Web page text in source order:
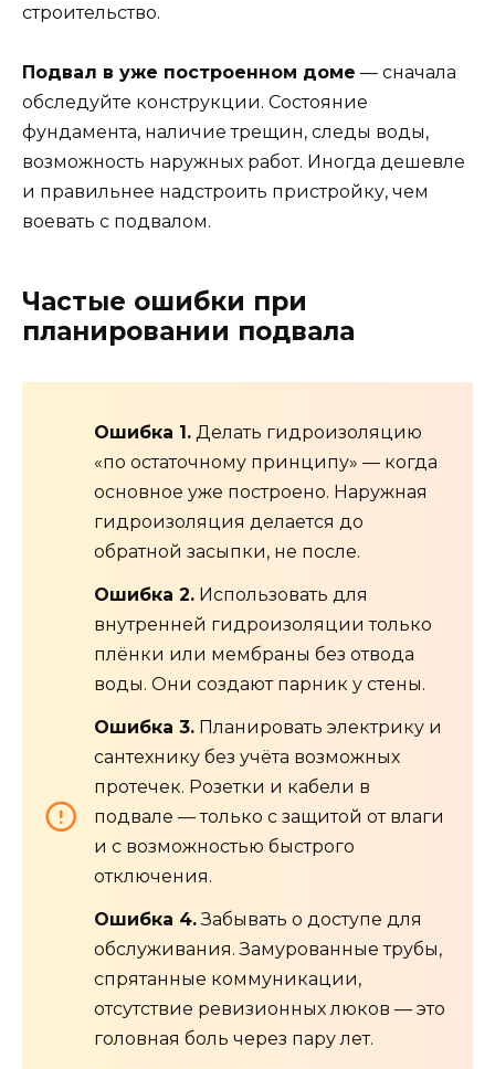
строительство.
Подвал в уже построенном доме — сначала
обследуйте конструкции. Состояние
фундамента, наличие трещин, следы воды,
возможность наружных работ. Иногда дешевле
и правильнее надстроить пристройку, чем
воевать с подвалом.
Частые ошибки при
планировании подвала
Ошибка 1. Делать гидроизоляцию
«по остаточному принципу» — когда
основное уже построено. Наружная
гидроизоляция делается до
обратной засыпки, не после.
Ошибка 2. Использовать для
внутренней гидроизоляции только
плёнки или мембраны без отвода
воды. Они создают парник у стены.
Ошибка 3. Планировать электрику и
сантехнику без учёта возможных
протечек. Розетки и кабели в
подвале — только с защитой от влаги
и с возможностью быстрого
отключения.
Ошибка 4.Забывать о доступе для
обслуживания. Замурованные трубы,
спрятанные коммуникации,
отсутствие ревизионных люков — это
головная боль через пару лет.